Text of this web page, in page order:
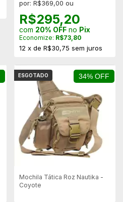
por: R$369,00 ou
R$295,20
com 20% OFFno Pix
Economize: R$73,80
12 x de R$30,75 sem juros
34% OFF
ESGOTADO
Mochila Tática Roz Nautika -
Coyote